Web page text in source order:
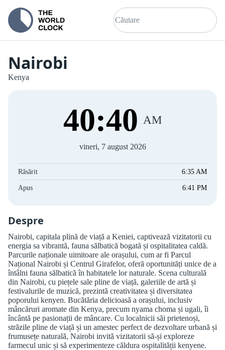
Nairobi
Kenya
40:40 AM
vineri, 7 august 2026
Răsărit 6:35 AM
Apus 6:41 PM
Despre
Nairobi, capitala plină de viață a Keniei, captivează vizitatorii cu
energia sa vibrantă, fauna sălbatică bogată și ospitalitatea caldă.
Parcurile naționale uimitoare ale orașului, cum ar fi Parcul
Național Nairobi și Centrul Girafelor, oferă oportunități unice de a
întâlni fauna sălbatică în habitatele lor naturale. Scena culturală
din Nairobi, cu piețele sale pline de viață, galeriile de artă și
festivalurile de muzică, prezintă creativitatea și diversitatea
poporului kenyen. Bucătăria delicioasă a orașului, inclusiv
mâncăruri aromate din Kenya, precum nyama choma și ugali, îi
încântă pe pasionații de mâncare. Cu localnicii săi prietenoși,
străzile pline de viață și un amestec perfect de dezvoltare urbană și
frumusețe naturală, Nairobi invită vizitatorii să-și exploreze
farmecul unic și să experimenteze căldura ospitalității kenyene.